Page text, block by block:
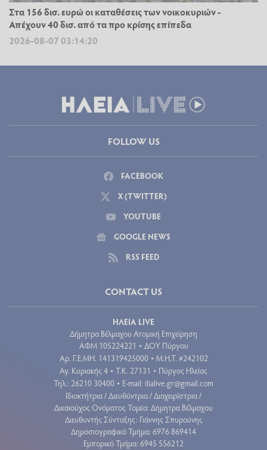
Στα 156 δισ. ευρώ οι καταθέσεις των νοικοκυριών -
Απέχουν 40 δισ. από τα προ κρίσης επίπεδα
2026-08-07 03:14:20
FOLLOW US
FACEBOOK
X (TWITTER)
YOUTUBE
GOOGLE NEWS
RSS FEED
CONTACT US
ΗΛΕΙΑ LIVE
Δήμητρα Βέλμαχου Ατομική Επιχείρηση
ΑΦΜ 105224221 • ΔΟΥ Πύργου
Aρ. Γ.Ε.ΜΗ. 141319425000 • Μ.Η.Τ. #242102
Αγ. Κυριακής 4 • Τ.Κ. 27131 • Πύργος Ηλείας
Τηλ.: 26210 30400 • E-mail: ilialive.gr@gmail.com
Ιδιοκτήτρια / Διευθύντρια / Διαχειρίστρια /
Δικαιούχος Ονόματος Τομέα: Δήμητρα Βέλμαχου
Διευθυντής Σύνταξης: Γιάννης Σπυρούνης
Δημοσιογραφικό Τμήμα: 6976 869414
Εμπορικό Τμήμα: 6945 556212